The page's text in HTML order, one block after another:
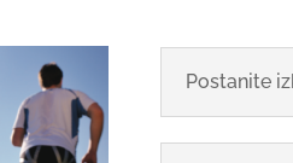
Postanite